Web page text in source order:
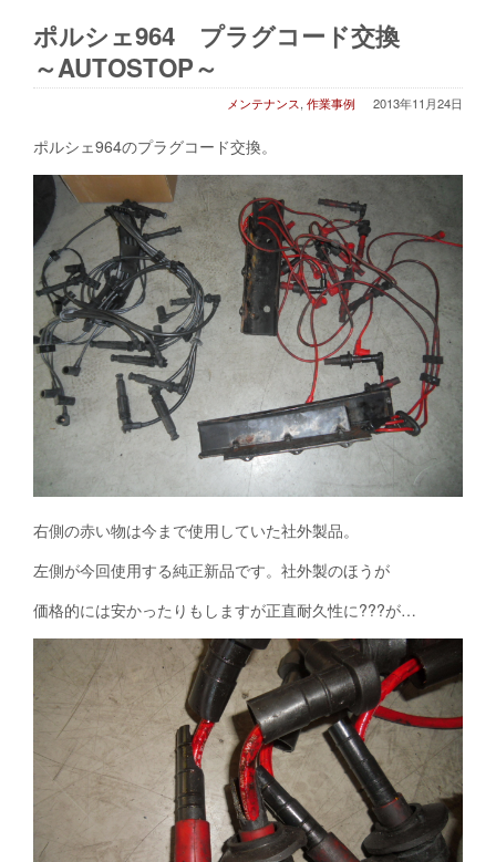
ポルシェ964 プラグコード交換
～AUTOSTOP～
2013年11月24日
メンテナンス, 作業事例
ポルシェ964のプラグコード交換。
右側の赤い物は今まで使用していた社外製品。
左側が今回使用する純正新品です。社外製のほうが
価格的には安かったりもしますが正直耐久性に???が…